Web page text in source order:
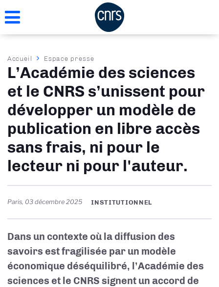
au
Fil
d'Ariane
Accueil Espace presse
L’Académie des sciences
et le CNRS s’unissent pour
développer un modèle de
publication en libre accès
sans frais, ni pour le
lecteur ni pour l'auteur.
Paris, 03 décembre 2025 INSTITUTIONNEL
Dans un contexte où la diffusion des
savoirs est fragilisée par un modèle
économique déséquilibré, l’Académie des
sciences et le CNRS signent un accord de